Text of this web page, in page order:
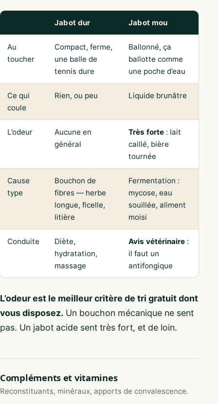
Jabot dur Jabot mou
Au
toucher
Compact, ferme,
une balle de
tennis dure
Ballonné, ça
ballotte comme
une poche d’eau
Ce qui
coule
Rien, ou peu Liquide brunâtre
L’odeur
Aucune en
général
Très forte : lait
caillé, bière
tournée
Cause
type
Bouchon de
fibres — herbe
longue, ficelle,
litière
Fermentation :
mycose, eau
souillée, aliment
moisi
Conduite
Diète,
hydratation,
massage
Avis vétérinaire :
il faut un
antifongique
L’odeur est le meilleur critère de tri gratuit dont
vous disposez. Un bouchon mécanique ne sent
pas. Un jabot acide sent très fort, et de loin.
Compléments et vitamines
Reconstituants, minéraux, apports de convalescence.